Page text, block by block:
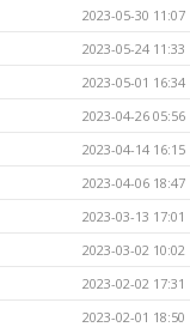
2023-05-30 11:07
2023-05-24 11:33
2023-05-01 16:34
2023-04-26 05:56
2023-04-14 16:15
2023-04-06 18:47
2023-03-13 17:01
2023-03-02 10:02
2023-02-02 17:31
2023-02-01 18:50